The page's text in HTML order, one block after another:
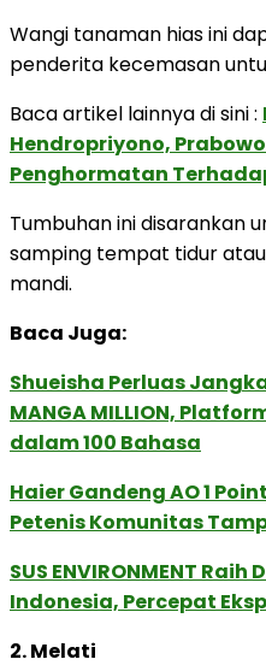
Wangi tanaman hias ini
penderita kecemasan
Baca artikel lainnya di sini :
Hendropriyono,
Penghormatan
Tumbuhan ini disarankan
samping tempat tidur
mandi.
Baca Juga:
Shueisha Perluas
MANGA MILLION,
dalam 100 Bahasa
Haier Gandeng AO 1
Petenis Komunitas
SUS ENVIRONMENT Raih
Indonesia, Percepat
2. Melati